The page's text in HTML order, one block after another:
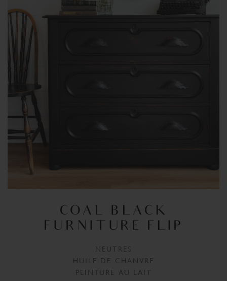
COAL BLACK
FURNITURE FLIP
NEUTRES
HUILE DE CHANVRE
PEINTURE AU LAIT